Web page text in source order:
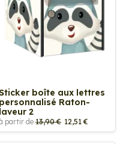
boîte aux lettres
personnalisé Raton-
laveur 2
partir de13,90 € 12,51 €